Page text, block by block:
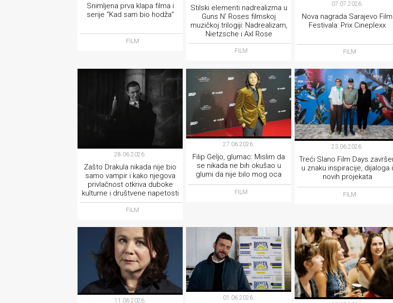
Snimljena prva klapa filma i
serije “Kad sam bio hodža”
FILM
Stilski elementi nadrealizma u
Guns N’ Roses filmskoj
muzičkoj trilogiji: Nadrealizam,
Nietzsche i Axl Rose
FILM
07.07.2026.
Nova nagrada Sarajevo Film
Festivala: Prix Cineplexx
FILM
28.06.2026.
Zašto Drakula nikada nije bio
samo vampir i kako njegova
privlačnost otkriva duboke
kulturne i društvene napetosti
FILM
27.06.2026.
Filip Geljo, glumac: Mislim da
se nikada ne bih okušao u
glumi da nije bilo mog oca
FILM
23.06.2026.
Treći Slano Film Days
u znaku inspiracije, dijaloga i
novih projekata
FILM
11.06.2026.
01.06.2026.